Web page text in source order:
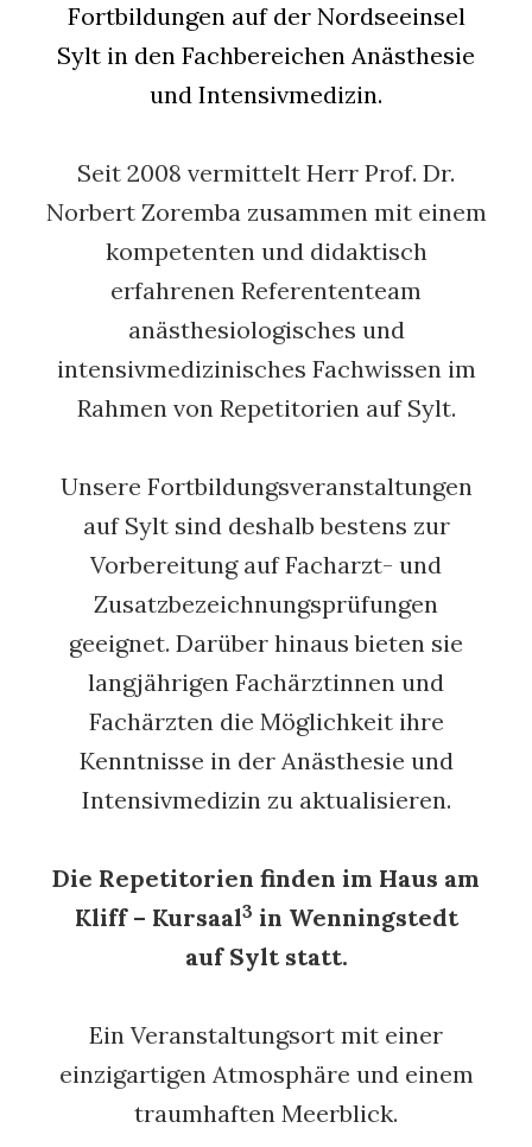
Fortbildungen auf der Nordseeinsel
Sylt in den Fachbereichen Anästhesie
und Intensivmedizin.
Seit 2008 vermittelt Herr Prof. Dr.
Norbert Zoremba zusammen mit einem
kompetenten und didaktisch
erfahrenen Referententeam
anästhesiologisches und
intensivmedizinisches Fachwissen im
Rahmen von Repetitorien auf Sylt.
Unsere Fortbildungsveranstaltungen
auf Sylt sind deshalb bestens zur
Vorbereitung auf Facharzt- und
Zusatzbezeichnungsprüfungen
geeignet. Darüber hinaus bieten sie
langjährigen Fachärztinnen und
Fachärzten die Möglichkeit ihre
Kenntnisse in der Anästhesie und
Intensivmedizin zu aktualisieren.
Die Repetitorien finden im Haus am
Kliff – Kursaal3 in Wenningstedt
auf Sylt statt.
Ein Veranstaltungsort mit einer
einzigartigen Atmosphäre und einem
traumhaften Meerblick.